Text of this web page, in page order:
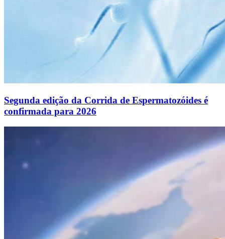
Segunda edição da Corrida de Espermatozóides é
confirmada para 2026